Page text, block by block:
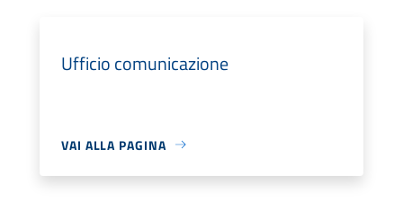
Ufficio comunicazione
VAI ALLA PAGINA